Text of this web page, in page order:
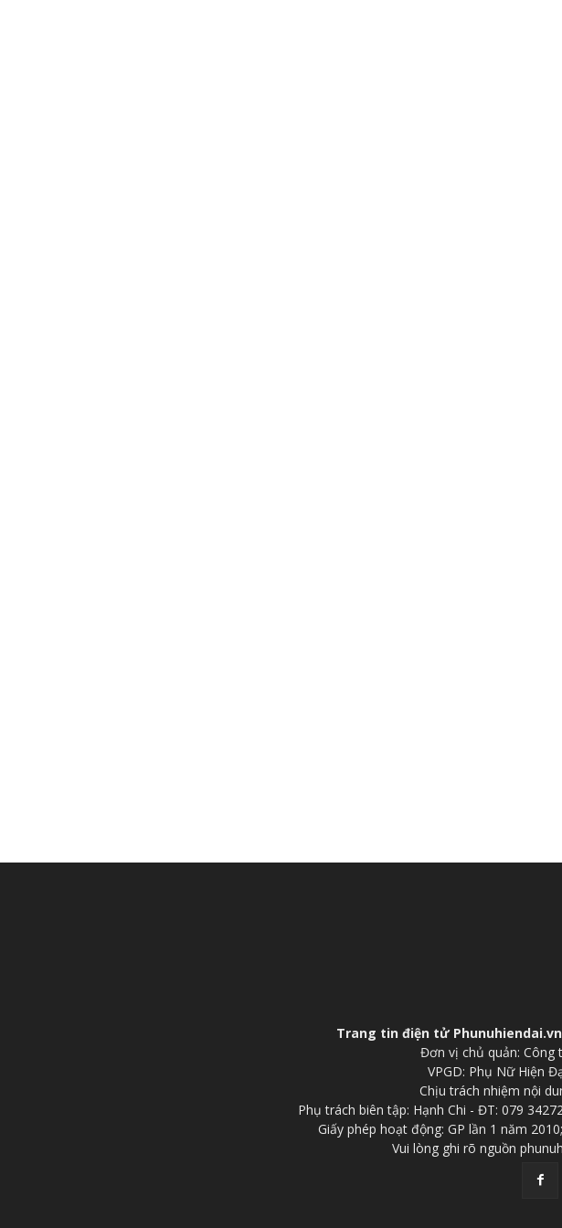
Trang tin điện tử
Đơn vị chủ quản: Công
VPGD: Phụ Nữ Hiện
Chịu trách nhiệm nội
Phụ trách biên tập: Hạnh Chi - ĐT: 079
Giấy phép hoạt động: GP lần 1 năm
Vui lòng ghi rõ nguồn